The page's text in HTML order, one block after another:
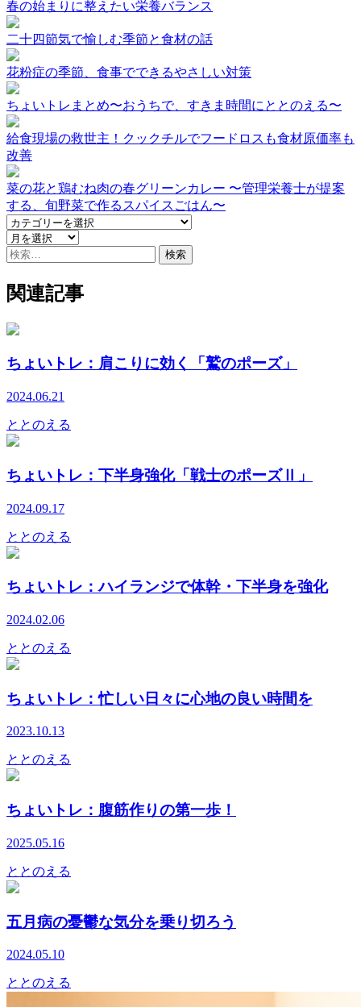
春の始まりに整えたい栄養バランス
二十四節気で愉しむ季節と食材の話
花粉症の季節、食事でできるやさしい対策
ちょいトレまとめ〜おうちで、すきま時間にととのえる〜
給食現場の救世主！クックチルでフードロスも食材原価率も
改善
菜の花と鶏むね肉の春グリーンカレー 〜管理栄養士が提案
する、旬野菜で作るスパイスごはん〜
検
関連記事
ちょいトレ：肩こりに効く「鷲のポーズ」
2024.06.21
ととのえる
ちょいトレ：下半身強化「戦士のポーズⅡ」
2024.09.17
ととのえる
ちょいトレ：ハイランジで体幹・下半身を強化
2024.02.06
ととのえる
ちょいトレ：忙しい日々に心地の良い時間を
2023.10.13
ととのえる
ちょいトレ：腹筋作りの第一歩！
2025.05.16
ととのえる
五月病の憂鬱な気分を乗り切ろう
2024.05.10
ととのえる